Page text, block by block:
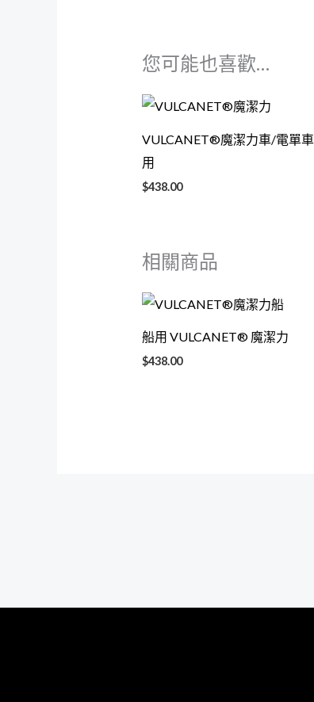
您可能也喜歡…
VULCANET®魔潔力車/電單車
用
$438.00
相關商品
船用 VULCANET® 魔潔力
$438.00